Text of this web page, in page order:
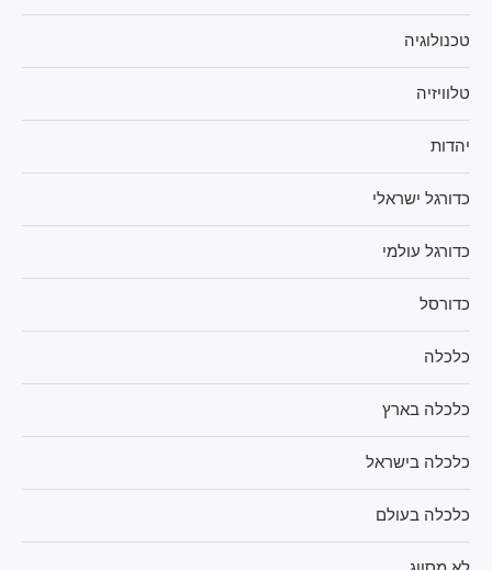
טכנולוגיה
טלוויזיה
יהדות
כדורגל ישראלי
כדורגל עולמי
כדורסל
כלכלה
כלכלה בארץ
כלכלה בישראל
כלכלה בעולם